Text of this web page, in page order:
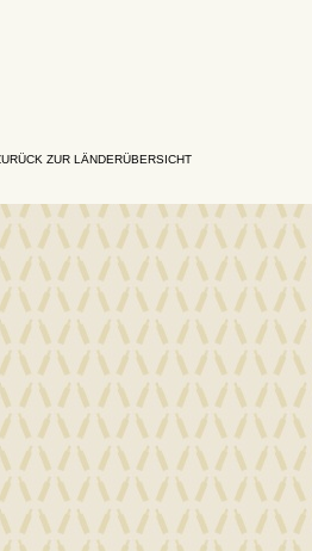
ZUR LÄNDERÜBERSICHT